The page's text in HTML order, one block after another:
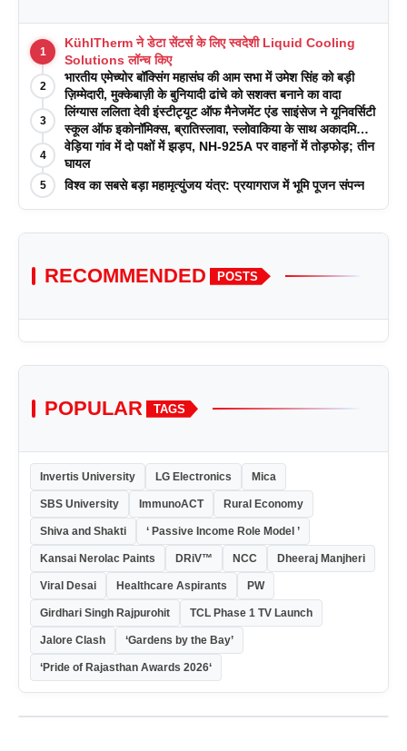
1
KühlTherm ने डेटा सेंटर्स के लिए स्वदेशी Liquid Cooling
Solutions लॉन्च किए
2
भारतीय एमेच्योर बॉक्सिंग महासंघ की आम सभा में उमेश सिंह को बड़ी
ज़िम्मेदारी, मुक्केबाज़ी के बुनियादी ढांचे को सशक्त बनाने का वादा
3
लिंग्यास ललिता देवी इंस्टीट्यूट ऑफ मैनेजमेंट एंड साइंसेज ने यूनिवर्सिटी
स्कूल ऑफ इकोनॉमिक्स, ब्रातिस्लावा, स्लोवाकिया के साथ अकादमिक
पत्रिकाओं में प्रकाशन रणनीतियों पर एक दिवसीय कार्यशाला का
आयोजन किया
4
वेड़िया गांव में दो पक्षों में झड़प, NH-925A पर वाहनों में तोड़फोड़; तीन
घायल
5 विश्व का सबसे बड़ा महामृत्युंजय यंत्र: प्रयागराज में भूमि पूजन संपन्न
RECOMMENDED POSTS
POPULAR TAGS
Invertis University LG Electronics Mica
SBS University ImmunoACT Rural Economy
Shiva and Shakti ‘ Passive Income Role Model ’
Kansai Nerolac Paints DRiV™ NCC Dheeraj Manjheri
Viral Desai Healthcare Aspirants PW
Girdhari Singh Rajpurohit TCL Phase 1 TV Launch
Jalore Clash ‘Gardens by the Bay’
‘Pride of Rajasthan Awards 2026‘